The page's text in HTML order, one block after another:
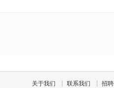
关于我们 ┊ 联系我们 ┊ 招